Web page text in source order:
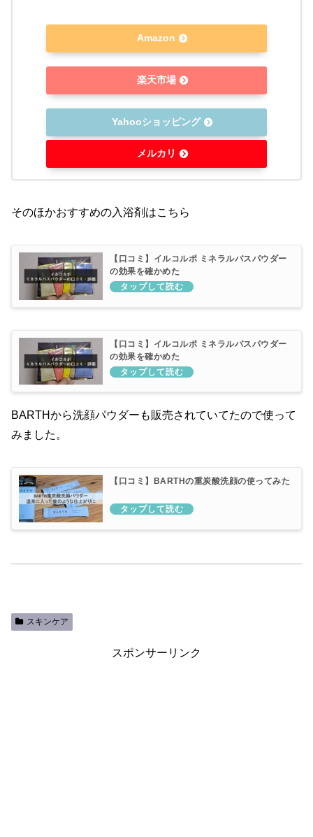
Amazon
楽天市場
Yahooショッピング
メルカリ
そのほかおすすめの入浴剤はこちら
【口コミ】イルコルポ ミネラルバスパウダー
の効果を確かめた
【口コミ】イルコルポ ミネラルバスパウダー
の効果を確かめた
BARTHから洗顔パウダーも販売されていてたので使って
みました。
【口コミ】BARTHの重炭酸洗顔の使ってみた
スキンケア
スポンサーリンク